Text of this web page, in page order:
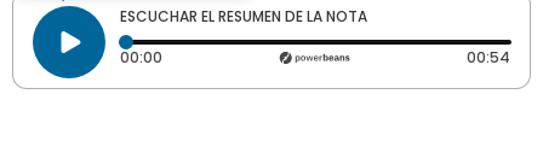
ESCUCHAR EL RESUMEN DE LA NOTA
00:00 Tiempo transcurrido: 0 segundos 00:54